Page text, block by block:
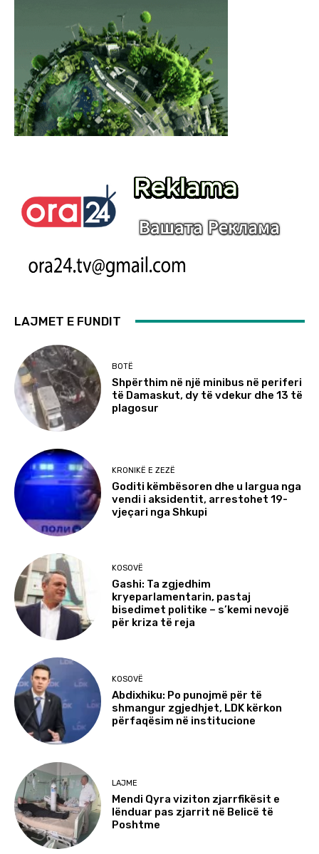
LAJMET E FUNDIT
BOTË
Shpërthim në një minibus në periferi
të Damaskut, dy të vdekur dhe 13 të
plagosur
KRONIKË E ZEZË
Goditi këmbësoren dhe u largua nga
vendi i aksidentit, arrestohet 19-
vjeçari nga Shkupi
KOSOVË
Gashi: Ta zgjedhim
kryeparlamentarin, pastaj
bisedimet politike – s’kemi nevojë
për kriza të reja
KOSOVË
Abdixhiku: Po punojmë për të
shmangur zgjedhjet, LDK kërkon
përfaqësim në institucione
LAJME
Mendi Qyra viziton zjarrfikësit e
lënduar pas zjarrit në Belicë të
Poshtme